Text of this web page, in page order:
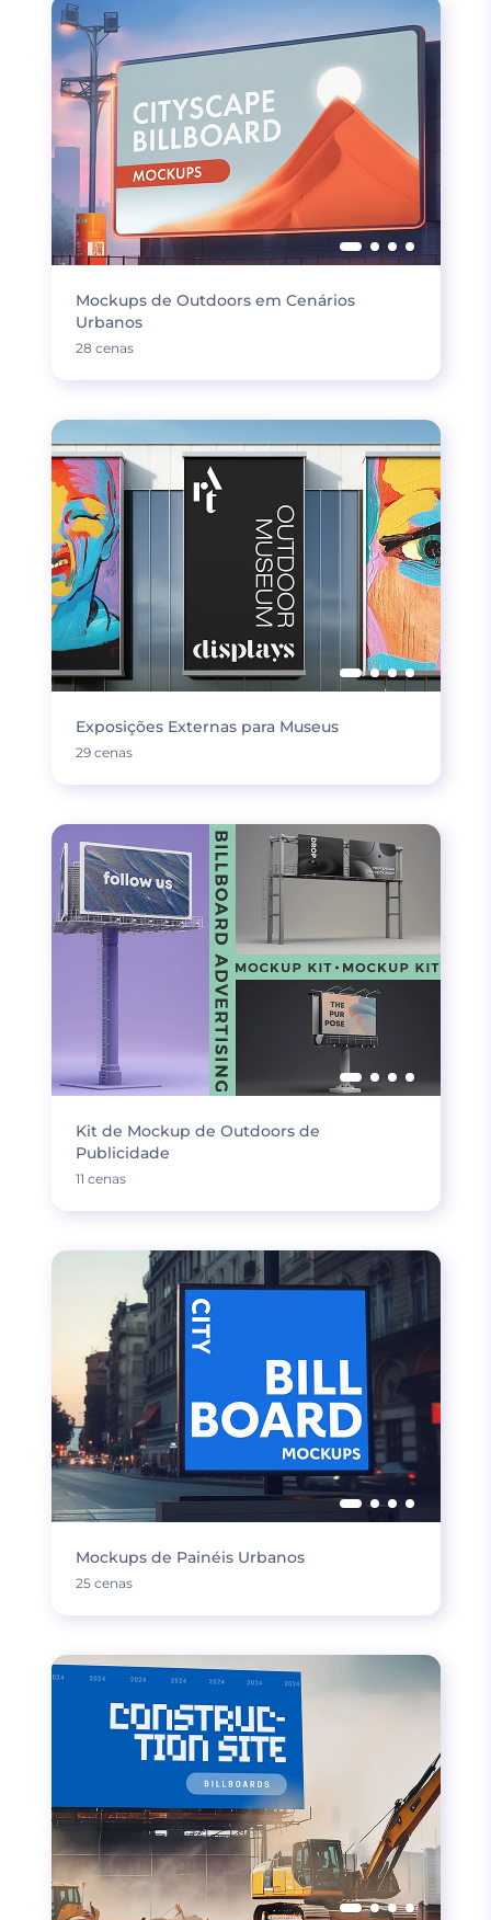
Mockups de Outdoors em Cenários
Urbanos
28 cenas
Exposições Externas para Museus
29 cenas
Kit de Mockup de Outdoors de
Publicidade
11 cenas
Mockups de Painéis Urbanos
25 cenas